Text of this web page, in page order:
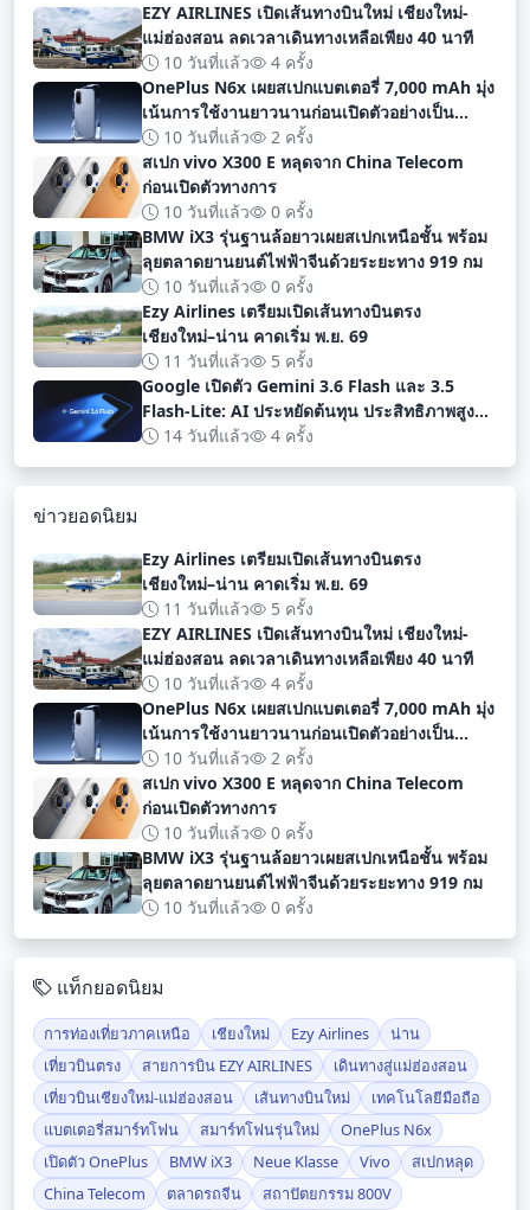
EZY AIRLINES เปิดเส้นทางบินใหม่ เชียงใหม่-
แม่ฮ่องสอน ลดเวลาเดินทางเหลือเพียง 40 นาที
10 วันที่แล้ว
4 ครั้ง
OnePlus N6x เผยสเปกแบตเตอรี่ 7,000 mAh มุ่ง
เน้นการใช้งานยาวนานก่อนเปิดตัวอย่างเป็น
ทางการ
10 วันที่แล้ว
2 ครั้ง
สเปก vivo X300 E หลุดจาก China Telecom
ก่อนเปิดตัวทางการ
10 วันที่แล้ว
0 ครั้ง
BMW iX3 รุ่นฐานล้อยาวเผยสเปกเหนือชั้น พร้อม
ลุยตลาดยานยนต์ไฟฟ้าจีนด้วยระยะทาง 919 กม
10 วันที่แล้ว
0 ครั้ง
Ezy Airlines เตรียมเปิดเส้นทางบินตรง
เชียงใหม่–น่าน คาดเริ่ม พ.ย. 69
11 วันที่แล้ว
5 ครั้ง
Google เปิดตัว Gemini 3.6 Flash และ 3.5
Flash-Lite: AI ประหยัดต้นทุน ประสิทธิภาพสูง
สำหรับนักพัฒนา
14 วันที่แล้ว 4 ครั้ง
ข่าวยอดนิยม
Ezy Airlines เตรียมเปิดเส้นทางบินตรง
เชียงใหม่–น่าน คาดเริ่ม พ.ย. 69
11 วันที่แล้ว
5 ครั้ง
EZY AIRLINES เปิดเส้นทางบินใหม่ เชียงใหม่-
แม่ฮ่องสอน ลดเวลาเดินทางเหลือเพียง 40 นาที
10 วันที่แล้ว
4 ครั้ง
OnePlus N6x เผยสเปกแบตเตอรี่ 7,000 mAh มุ่ง
เน้นการใช้งานยาวนานก่อนเปิดตัวอย่างเป็น
ทางการ
10 วันที่แล้ว
2 ครั้ง
สเปก vivo X300 E หลุดจาก China Telecom
ก่อนเปิดตัวทางการ
10 วันที่แล้ว
0 ครั้ง
BMW iX3 รุ่นฐานล้อยาวเผยสเปกเหนือชั้น พร้อม
ลุยตลาดยานยนต์ไฟฟ้าจีนด้วยระยะทาง 919 กม
10 วันที่แล้ว
0 ครั้ง
แท็กยอดนิยม
การท่องเที่ยวภาคเหนือ เชียงใหม่ Ezy Airlines
น่าน
เที่ยวบินตรง
สายการบิน EZY AIRLINES
เดินทางสู่แม่ฮ่องสอน
เที่ยวบินเชียงใหม่-แม่ฮ่องสอน
เส้นทางบินใหม่
เทคโนโลยีมือถือ
แบตเตอรี่สมาร์ทโฟน
สมาร์ทโฟนรุ่นใหม่
OnePlus N6x
เปิดตัว OnePlus
BMW iX3 Neue Klasse Vivo
สเปกหลุด
China Telecom
ตลาดรถจีน
สถาปัตยกรรม 800V